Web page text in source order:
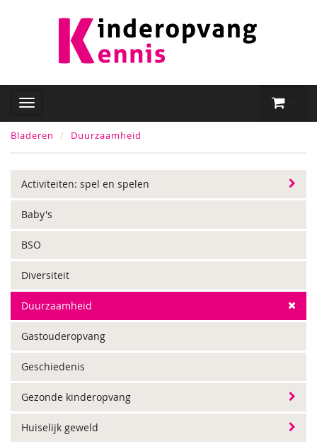
Bladeren Duurzaamheid
Activiteiten: spel en spelen
Baby's
BSO
Diversiteit
Duurzaamheid
Gastouderopvang
Geschiedenis
Gezonde kinderopvang
Huiselijk geweld